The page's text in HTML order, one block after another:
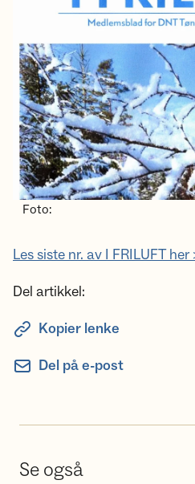
Foto:
Les siste nr. av I FRILUFT her
Del artikkel:
Kopier lenke
Del på e-post
Se også